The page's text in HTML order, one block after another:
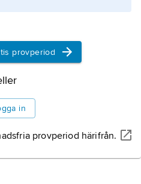
provperiod
in
provperiod härifrån.